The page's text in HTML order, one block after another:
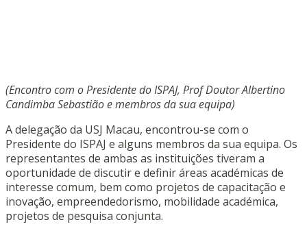
(Encontro com o Presidente do ISPAJ, Prof Doutor Albertino
Candimba Sebastião e membros da sua equipa)
A delegação da USJ Macau, encontrou-se com o
Presidente do ISPAJ e alguns membros da sua equipa. Os
representantes de ambas as instituições tiveram a
oportunidade de discutir e definir áreas académicas de
interesse comum, bem como projetos de capacitação e
inovação, empreendedorismo, mobilidade académica,
projetos de pesquisa conjunta.